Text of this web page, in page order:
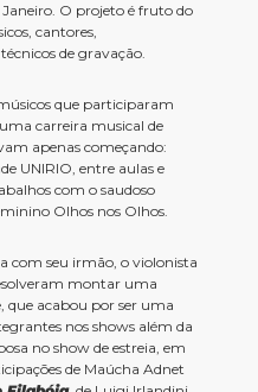
O projeto é fruto do
cantores,
de gravação.
que participaram
carreira musical de
apenas começando:
UNIRIO, entre aulas e
com o saudoso
Olhos nos Olhos.
com seu irmão, o violonista
montar uma
que acabou por ser uma
nos shows além da
no show de estreia, em
de Maúcha Adnet